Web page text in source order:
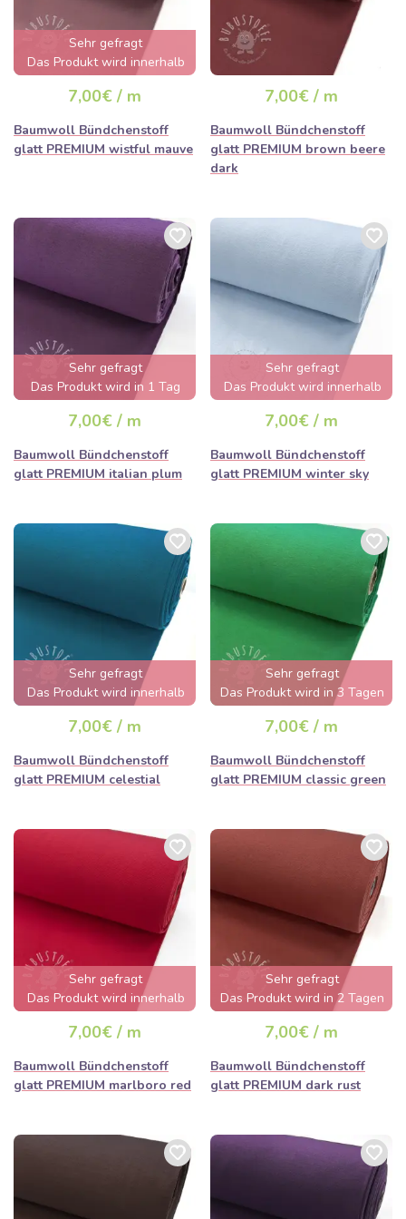
Sehr gefragt
Das Produkt wird innerhalb
von wenigen Stunden
ausverkauft sein
7,00€ / m
Baumwoll Bündchenstoff
glatt PREMIUM wistful mauve
7,00€ / m
Baumwoll Bündchenstoff
glatt PREMIUM brown beere
dark
Sehr gefragt
Das Produkt wird in 1 Tag
ausverkauft sein
7,00€ / m
Baumwoll Bündchenstoff
glatt PREMIUM italian plum
Sehr gefragt
Das Produkt wird innerhalb
von wenigen Stunden
ausverkauft sein
7,00€ / m
Baumwoll Bündchenstoff
glatt PREMIUM winter sky
Sehr gefragt
Das Produkt wird innerhalb
von wenigen Stunden
ausverkauft sein
7,00€ / m
Baumwoll Bündchenstoff
glatt PREMIUM celestial
Sehr gefragt
Das Produkt wird in 3 Tagen
ausverkauft sein
7,00€ / m
Baumwoll Bündchenstoff
glatt PREMIUM classic green
Sehr gefragt
Das Produkt wird innerhalb
von wenigen Stunden
ausverkauft sein
7,00€ / m
Baumwoll Bündchenstoff
glatt PREMIUM marlboro red
Sehr gefragt
Das Produkt wird in 2 Tagen
ausverkauft sein
7,00€ / m
Baumwoll Bündchenstoff
glatt PREMIUM dark rust